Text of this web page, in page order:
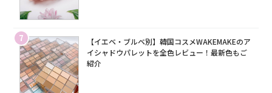
7
【イエベ・ブルベ別】韓国コスメWAKEMAKEのア
イシャドウパレットを全色レビュー！最新色もご
紹介